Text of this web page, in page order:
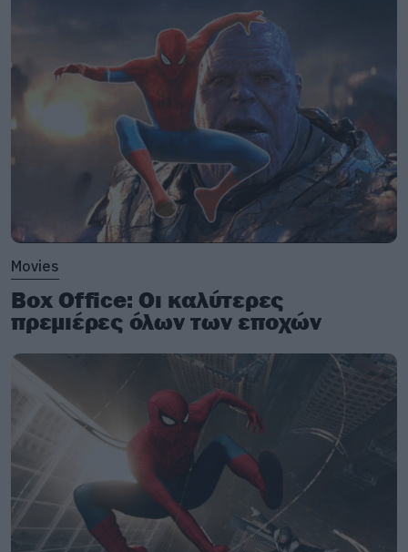
Movies
Box Office: Οι καλύτερες
πρεμιέρες όλων των εποχών